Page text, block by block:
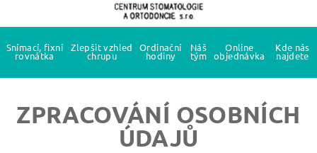
Snímací, fixní
rovnátka
Zlepšit vzhled
chrupu
Ordinační
hodiny
Náš
tým
Online
objednávka
Kde nás
najdete
ZPRACOVÁNÍ OSOBNÍCH
ÚDAJŮ